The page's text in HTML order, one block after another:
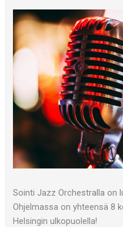
Sointi Jazz Orchestralla on
Ohjelmassa on yhteensä 8
Helsingin ulkopuolella!